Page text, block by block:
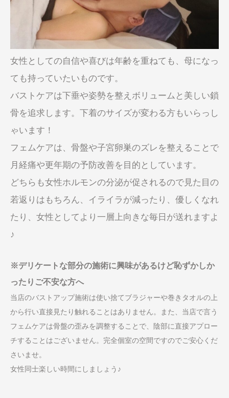
女性としての自信や喜びは年齢を重ねても、母になっ
ても持っていたいものです。
バストケアは下垂や姿勢を整えボリュームと美しい鎖
骨を追求します。下着のサイズが変わる方もいらっし
ゃいます！
フェムケアは、骨盤や子宮卵巣のズレを整えることで
月経痛や更年期の予防改善を目的としています。
どちらも女性ホルモンの分泌が促されるので見た目の
若返りはもちろん、イライラが減ったり、優しくなれ
たり、女性としてより一層上向きな毎日が送れますよ
♪
※デリケートな部分の施術に興味があるけど恥ずかしか
ったりご不安な方へ
当店のバストアップ施術は使い捨てブラジャーや巻きタオルの上
から行い直接見たり触れることはありません。また、当店で言う
フェムケアは骨盤の歪みを調整することで、陰部に直接アプロー
チすることはございません。完全個室の空間ですのでご安心くだ
さいませ。
女性同士楽しい時間にしましょう♪